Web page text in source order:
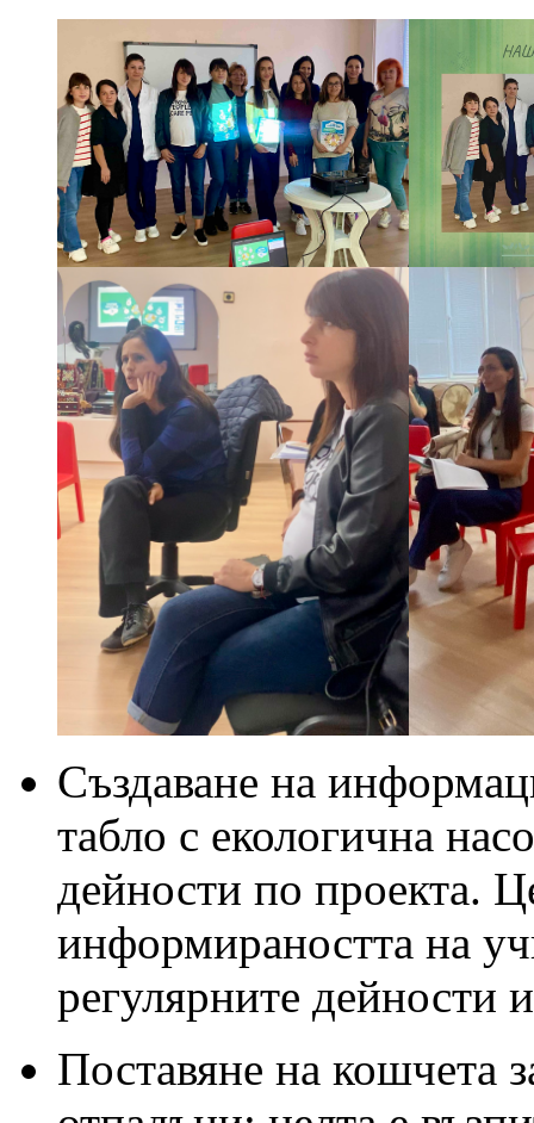
Създаване на
табло с екологична
дейности по проекта.
информираността на
регулярните дейности
Поставяне на кошчета